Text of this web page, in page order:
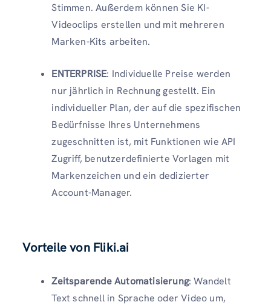
Stimmen. Außerdem können Sie KI-
Videoclips erstellen und mit mehreren
Marken-Kits arbeiten.
ENTERPRISE: Individuelle Preise werden
nur jährlich in Rechnung gestellt. Ein
individueller Plan, der auf die spezifischen
Bedürfnisse Ihres Unternehmens
zugeschnitten ist, mit Funktionen wie API
Zugriff, benutzerdefinierte Vorlagen mit
Markenzeichen und ein dedizierter
Account-Manager.
Vorteile von Fliki.ai
Zeitsparende Automatisierung: Wandelt
Text schnell in Sprache oder Video um,